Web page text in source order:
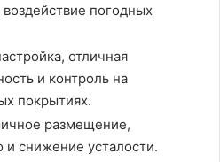
погодных
отличная
и контроль на
покрытиях.
размещение,
и снижение усталости.